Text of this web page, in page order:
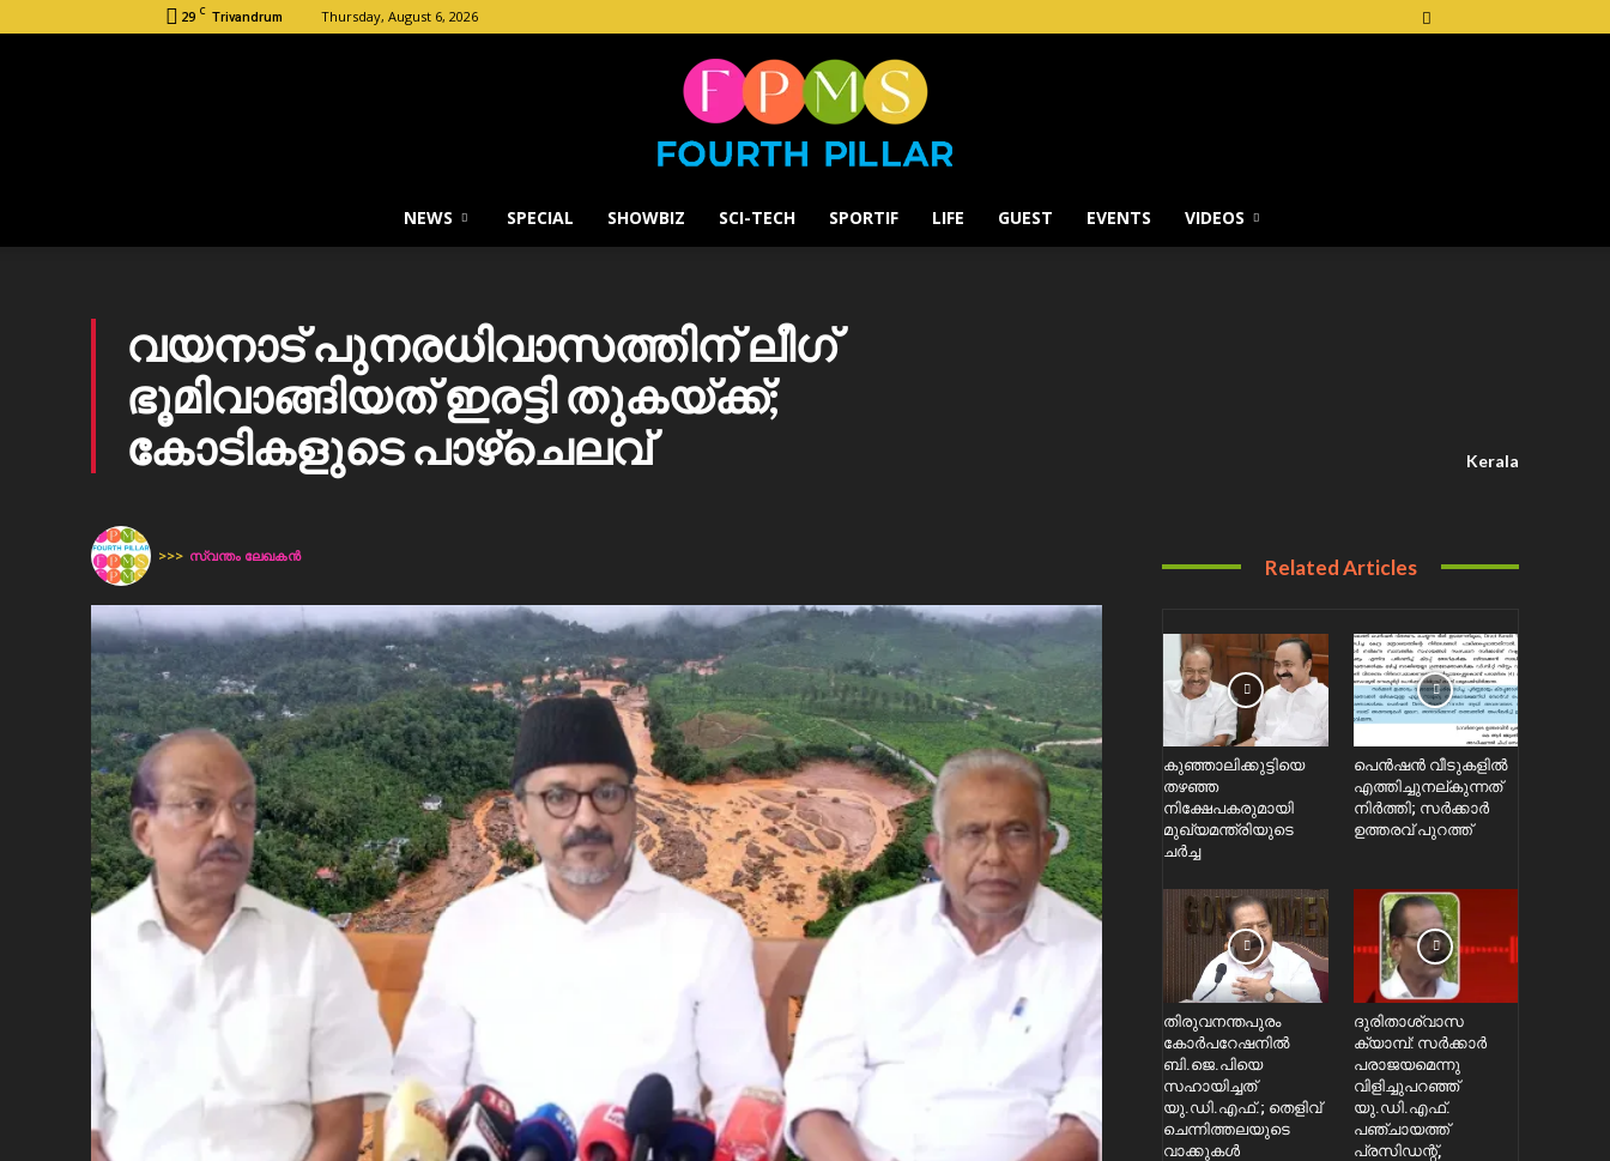
29 C Trivandrum Thursday, August 6, 2026
Fourth
NEWS SPECIAL SHOWBIZ SCI-TECH SPORTIF LIFE GUEST EVENTS VIDEOS
വയനാട് പുനരധിവാസത്തിന് ലീഗ്
ഭൂമിവാങ്ങിയത് ഇരട്ടി തുകയ്ക്ക്;
കോടികളുടെ പാഴ്‌ചെലവ്
Kerala
>>> സ്വന്തം ലേഖകന്‍ Related Articles
കുഞ്ഞാലിക്കുട്ടിയെ
തഴഞ്ഞ
നിക്ഷേപകരുമായി
മുഖ്യമന്ത്രിയുടെ
ചർച്ച
പെൻഷൻ വീടുകളിൽ
എത്തിച്ചുനല്കുന്നത്
നിർത്തി; സര്‍ക്കാർ
ഉത്തരവ് പുറത്ത്
തിരുവനന്തപുരം
കോർപറേഷനിൽ
ബി.ജെ.പിയെ
സഹായിച്ചത്
യു.ഡി.എഫ്.; തെളിവ്
ചെന്നിത്തലയുടെ
വാക്കുകൾ
ദുരിതാശ്വാസ
ക്യാമ്പ്: സർക്കാർ
പരാജയമെന്നു
വിളിച്ചുപറഞ്ഞ്
യു.ഡി.എഫ്.
പഞ്ചായത്ത്
പ്രസിഡന്റ്,